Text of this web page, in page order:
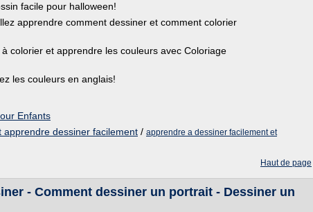
facile pour halloween!
apprendre comment dessiner et comment colorier
colorier et apprendre les couleurs avec Coloriage
les couleurs en anglais!
Enfants
apprendre dessiner facilement / apprendre a dessiner facilement et
Haut de page
- Comment dessiner un portrait - Dessiner un